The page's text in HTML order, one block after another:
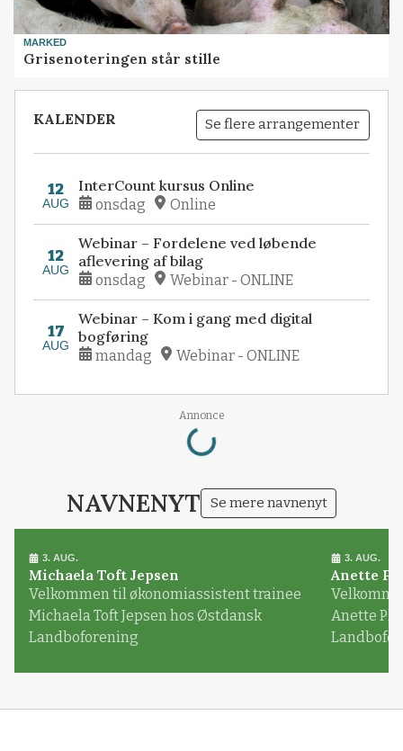
MARKED
Grisenoteringen står stille
KALENDER Se flere arrangementer
12
AUG
InterCount kursus Online
onsdag Online
12
AUG
Webinar – Fordelene ved løbende
aflevering af bilag
onsdag Webinar - ONLINE
17
AUG
Webinar – Kom i gang med digital
bogføring
mandag Webinar - ONLINE
Annonce
Loading...
NAVNENYT Se mere navnenyt
3. AUG.
Michaela Toft Jepsen
Velkommen til økonomiassistent trainee
Michaela Toft Jepsen hos Østdansk
Landboforening
3. AUG.
Anette
Anette